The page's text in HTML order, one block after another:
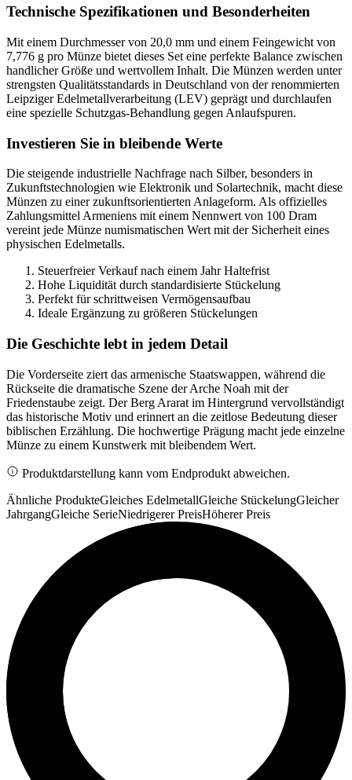
Technische Spezifikationen und Besonderheiten
Mit einem Durchmesser von 20,0 mm und einem Feingewicht von
7,776 g pro Münze bietet dieses Set eine perfekte Balance zwischen
handlicher Größe und wertvollem Inhalt. Die Münzen werden unter
strengsten Qualitätsstandards in Deutschland von der renommierten
Leipziger Edelmetallverarbeitung (LEV) geprägt und durchlaufen
eine spezielle Schutzgas-Behandlung gegen Anlaufspuren.
Investieren Sie in bleibende Werte
Die steigende industrielle Nachfrage nach Silber, besonders in
Zukunftstechnologien wie Elektronik und Solartechnik, macht diese
Münzen zu einer zukunftsorientierten Anlageform. Als offizielles
Zahlungsmittel Armeniens mit einem Nennwert von 100 Dram
vereint jede Münze numismatischen Wert mit der Sicherheit eines
physischen Edelmetalls.
Steuerfreier Verkauf nach einem Jahr Haltefrist
Hohe Liquidität durch standardisierte Stückelung
Perfekt für schrittweisen Vermögensaufbau
Ideale Ergänzung zu größeren Stückelungen
Die Geschichte lebt in jedem Detail
Die Vorderseite ziert das armenische Staatswappen, während die
Rückseite die dramatische Szene der Arche Noah mit der
Friedenstaube zeigt. Der Berg Ararat im Hintergrund vervollständigt
das historische Motiv und erinnert an die zeitlose Bedeutung dieser
biblischen Erzählung. Die hochwertige Prägung macht jede einzelne
Münze zu einem Kunstwerk mit bleibendem Wert.
Produktdarstellung kann vom Endprodukt abweichen.
Ähnliche ProdukteGleiches EdelmetallGleiche StückelungGleicher
JahrgangGleiche SerieNiedrigerer PreisHöherer Preis